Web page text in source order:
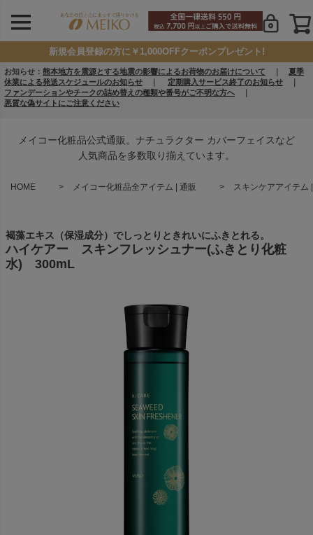
新規会員登録の方に￥1,000OFFクーポンプレゼント!
お知らせ： 熊本地方を震源とする地震の影響によるお荷物のお届けについて
夏季
休業による発送スケジュールのお知らせ
定期購入サービス終了のお知らせ
ファンデーションやチークの詰め替えの種類や番号がご不明な方へ
悪質な偽サイトにご注意ください
メイコー化粧品公式通販。ナチュラクター カバーフェイスなど
人気商品を多数取り揃えています。
HOME メイコー化粧品全アイテム | 通販 スキンケアアイテム
褐藻エキス（保湿成分）でしっとりときれいにふきとれる。
ハイケアー スキンフレッシュナー(ふきとり化粧
水) 300mL